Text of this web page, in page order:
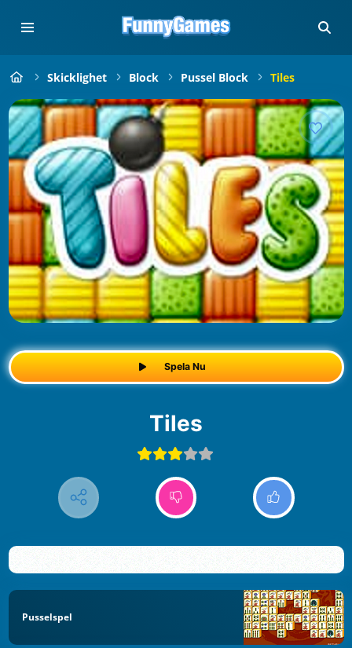
Skicklighet Block Pussel Block Tiles
Spela Nu
Tiles
Pusselspel